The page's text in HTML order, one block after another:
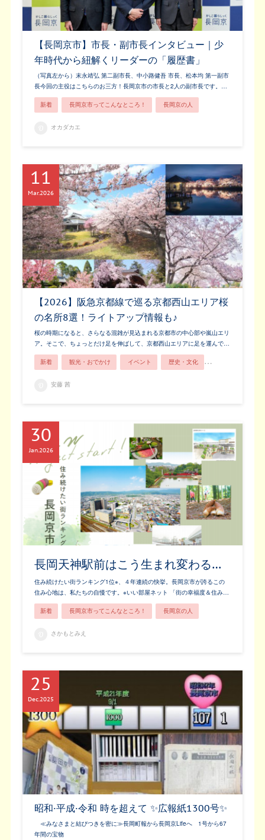
【長岡京市】市長・副市長インタビュー｜少
年時代から紐解くリーダーの「履歴書」
（写真左から）末永靖弘 第二副市長、中小路健吾 市長、松本均 第一副市
長今回の主役はこちらのお三方！長岡京市の市長と2人の副市長です。…
新着 長岡京市ってこんなところ！ 長岡京の人
オカダカエ
【2026】阪急京都線で巡る京都西山エリア桜
の名所8選！ライトアップ情報も♪
桜の時期になると、さらなる混雑が見込まれる京都市の中心部や嵐山エリ
ア。そこで、ちょっとだけ足を伸ばして、京都西山エリアに足を運んで…
11
Mar2026
新着 観光・おでかけ イベント 歴史・文化
安藤 茜
長岡天神駅前はこう生まれ変わる…
住み続けたい街ランキング1位※、４年連続の快挙。長岡京市が誇るこの
住み心地は、私たちの自慢です。※いい部屋ネット 「街の幸福度＆住み…
30
Jan2026
新着 長岡京市ってこんなところ！ 長岡京の人
さかもとみえ
昭和·平成·令和 時を超えて ✨広報紙1300号✨
≪みなさまと結びつきを密に≫長岡町報から長岡京Lifeへ 1号から67
年間の宝物
25
Dec2025